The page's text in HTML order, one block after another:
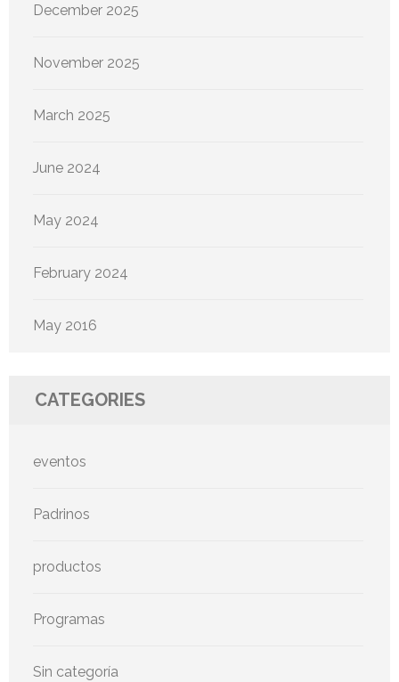
December 2025
November 2025
March 2025
June 2024
May 2024
February 2024
May 2016
CATEGORIES
eventos
Padrinos
productos
Programas
Sin categoría